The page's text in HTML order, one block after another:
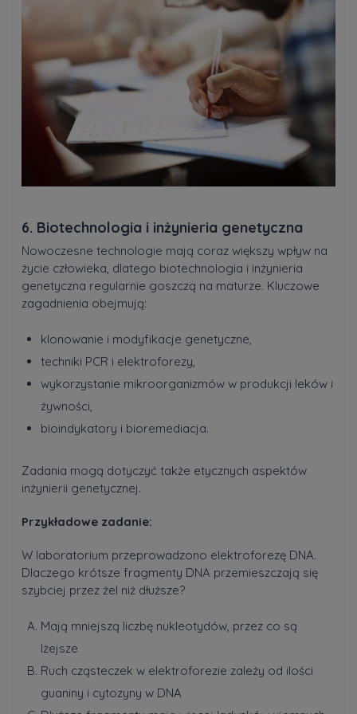
6. Biotechnologia i inżynieria genetyczna
Nowoczesne technologie mają coraz większy wpływ na
życie człowieka, dlatego biotechnologia i inżynieria
genetyczna regularnie goszczą na maturze. Kluczowe
zagadnienia obejmują:
klonowanie i modyfikacje genetyczne,
techniki PCR i elektroforezy,
wykorzystanie mikroorganizmów w produkcji leków i
żywności,
bioindykatory i bioremediacja.
Zadania mogą dotyczyć także etycznych aspektów
inżynierii genetycznej.
Przykładowe zadanie:
W laboratorium przeprowadzono elektroforezę DNA.
Dlaczego krótsze fragmenty DNA przemieszczają się
szybciej przez żel niż dłuższe?
Mają mniejszą liczbę nukleotydów, przez co są
lżejsze
Ruch cząsteczek w elektroforezie zależy od ilości
guaniny i cytozyny w DNA